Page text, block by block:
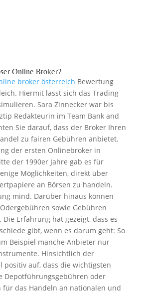
Online Broker?
broker österreich Bewertung
Hiermit lässt sich das Trading
Sara Zinnecker war bis
Redakteurin im Team Bank and
Sie darauf, dass der Broker Ihren
zu fairen Gebühren anbietet.
der ersten Onlinebroker in
der 1990er Jahre gab es für
Möglichkeiten, direkt über
an Börsen zu handeln.
mind. Darüber hinaus können
sowie Gebühren
Erfahrung hat gezeigt, dass es
gibt, wenn es darum geht: So
Beispiel manche Anbieter nur
Hinsichtlich der
positiv auf, dass die wichtigsten
Depotführungsgebühren oder
für das Handeln an nationalen und